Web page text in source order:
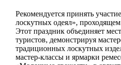
Рекомендуется принять
лоскутных одеял»,
Этот праздник объединяет
туристов, демонстрируя
традиционных лоскутных
мастер-классы и ярмарки